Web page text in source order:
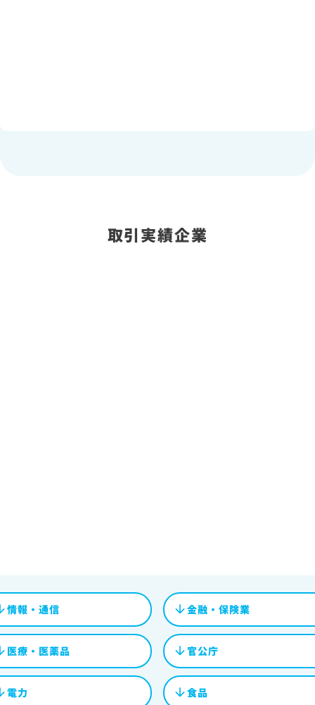
取引実績企業
情報・通信 金融・保険業
医療・医薬品 官公庁
電力 食品